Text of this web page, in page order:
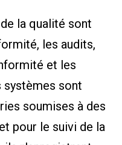
la qualité sont
les audits,
et les
systèmes sont
soumises à des
pour le suivi de la